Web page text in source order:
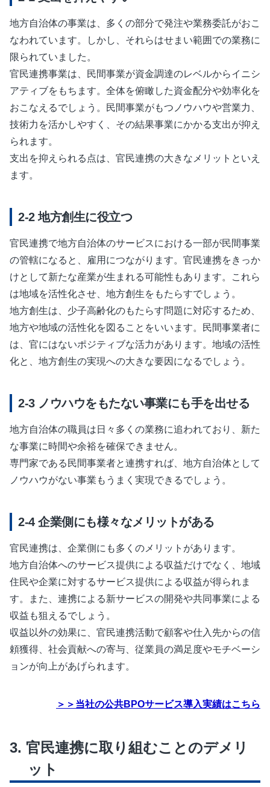
地方自治体の事業は、多くの部分で発注や業務委託がおこ
なわれています。しかし、それらはせまい範囲での業務に
限られていました。
官民連携事業は、民間事業が資金調達のレベルからイニシ
アティブをもちます。全体を俯瞰した資金配分や効率化を
おこなえるでしょう。民間事業がもつノウハウや営業力、
技術力を活かしやすく、その結果事業にかかる支出が抑え
られます。
支出を抑えられる点は、官民連携の大きなメリットといえ
ます。
地方創生に役立つ
官民連携で地方自治体のサービスにおける一部が民間事業
の管轄になると、雇用につながります。官民連携をきっか
けとして新たな産業が生まれる可能性もあります。これら
は地域を活性化させ、地方創生をもたらすでしょう。
地方創生は、少子高齢化のもたらす問題に対応するため、
地方や地域の活性化を図ることをいいます。民間事業者に
は、官にはないポジティブな活力があります。地域の活性
化と、地方創生の実現への大きな要因になるでしょう。
ノウハウをもたない事業にも手を出せる
地方自治体の職員は日々多くの業務に追われており、新た
な事業に時間や余裕を確保できません。
専門家である民間事業者と連携すれば、地方自治体として
ノウハウがない事業もうまく実現できるでしょう。
企業側にも様々なメリットがある
官民連携は、企業側にも多くのメリットがあります。
地方自治体へのサービス提供による収益だけでなく、地域
住民や企業に対するサービス提供による収益が得られま
す。また、連携による新サービスの開発や共同事業による
収益も狙えるでしょう。
収益以外の効果に、官民連携活動で顧客や仕入先からの信
頼獲得、社会貢献への寄与、従業員の満足度やモチベーシ
ョンが向上があげられます。
＞＞当社の公共BPOサービス導入実績はこちら
官民連携に取り組むことのデメリ
ット